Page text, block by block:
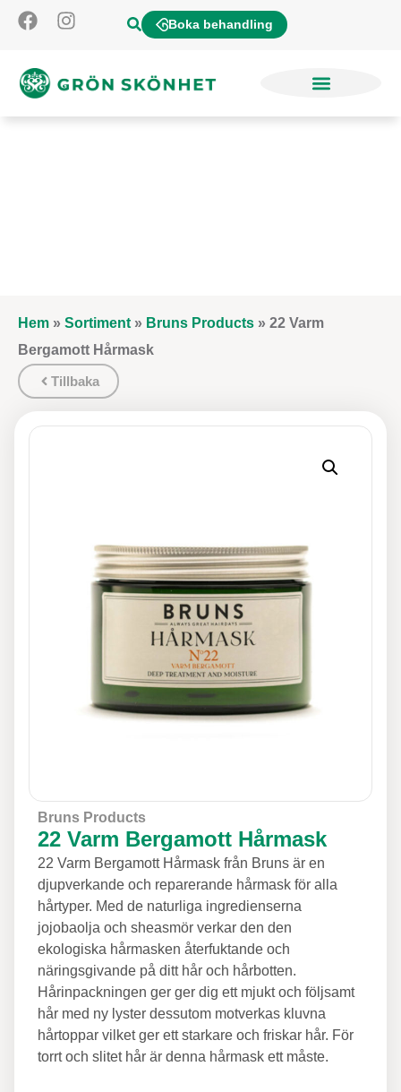
Boka behandling
Tillbaka
Hem » Sortiment » Bruns Products » 22 Varm
Bergamott Hårmask
Bruns Products
22 Varm Bergamott Hårmask
22 Varm Bergamott Hårmask från Bruns är en
djupverkande och reparerande hårmask för alla
hårtyper. Med de naturliga ingredienserna
jojobaolja och sheasmör verkar den den
ekologiska hårmasken återfuktande och
näringsgivande på ditt hår och hårbotten.
Hårinpackningen ger ger dig ett mjukt och följsamt
hår med ny lyster dessutom motverkas kluvna
hårtoppar vilket ger ett starkare och friskar hår. För
torrt och slitet hår är denna hårmask ett måste.